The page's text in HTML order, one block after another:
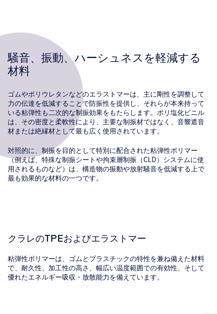
騒音、振動、ハーシュネスを軽減する
材料
ゴムやポリウレタンなどのエラストマーは、主に剛性を調整して
力の伝達を低減することで防振性を提供し、それらが本来持って
いる粘弾性も二次的な制振効果をもたらします。ポリ塩化ビニル
は、その密度と柔軟性により、主要な制振材ではなく、音響遮音
材または絶縁材として最も広く使用されています。
対照的に、制振を目的として特別に配合された粘弾性ポリマー
（例えば、特殊な制振シートや拘束層制振（CLD）システムに使
用されるものなど）は、構造物の振動や放射騒音を低減する上で
最も効果的な材料の一つです。
クラレのTPEおよびエラストマー
粘弾性ポリマーは、ゴムとプラスチックの特性を兼ね備えた材料
で、耐久性、加工性の高さ、幅広い温度範囲での有効性、そして
優れたエネルギー吸収・放散能力を備えています。